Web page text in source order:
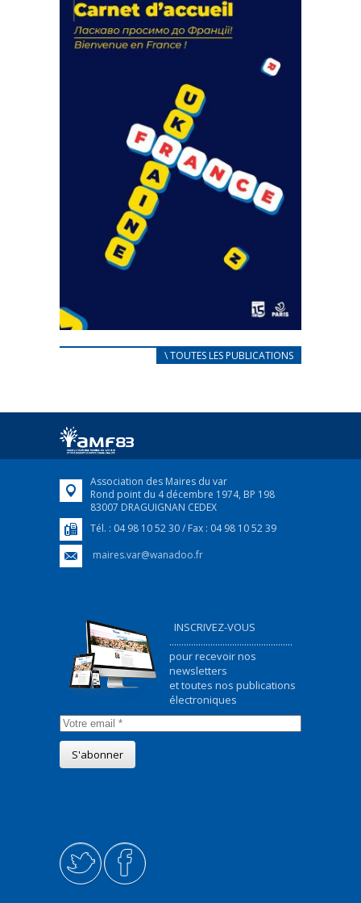
actions
18 septembre 2023
FEUILLETER
CARNET D’ACCUEIL
Afin d’accompagner au mieux les réfugiés
FEUILLETER
\ TOUTES LES PUBLICATIONS
Association des Maires du var
Rond point du 4 décembre 1974, BP 198
83007 DRAGUIGNAN CEDEX
Tél. : 04 98 10 52 30 / Fax : 04 98 10 52 39
maires.var@wanadoo.fr
INSCRIVEZ-VOUS
...................................................
pour recevoir nos
newsletters
et toutes nos publications
électroniques